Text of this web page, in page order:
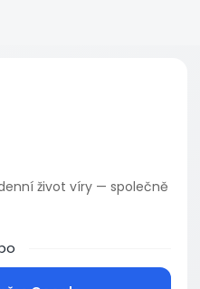
život víry — společně